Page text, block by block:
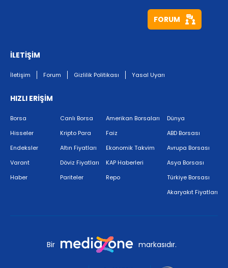
FORUM
İLETİŞİM
İletişim Forum Gizlilik Politikası Yasal Uyarı
HIZLI ERİŞİM
Borsa
Hisseler
Endeksler
Varant
Haber
Canlı Borsa
Kripto Para
Altın Fiyatları
Döviz Fiyatları
Pariteler
Amerikan Borsaları
Faiz
Ekonomik Takvim
KAP Haberleri
Repo
Dünya
ABD Borsası
Avrupa Borsası
Asya Borsası
Türkiye Borsası
Akaryakıt Fiyatları
Bir markasıdır.